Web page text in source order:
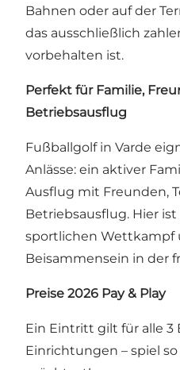
Bahnen oder auf der
das ausschließlich
vorbehalten ist.
Perfekt für Familie,
Betriebsausflug
Fußballgolf in Varde
Anlässe: ein aktiver
Ausflug mit Freunden,
Betriebsausflug. Hier ist
sportlichen Wettkampf
Beisammensein in der
Preise 2026 Pay & Play
Ein Eintritt gilt für alle
Einrichtungen – spiel